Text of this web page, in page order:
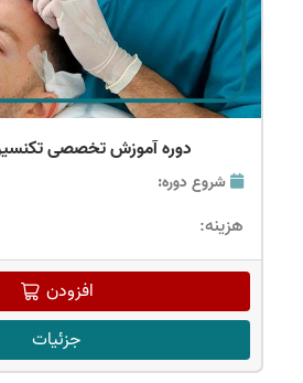
دوره آموزش تخصصی
شروع دوره:
هزینه:
افزودن
جزئیات